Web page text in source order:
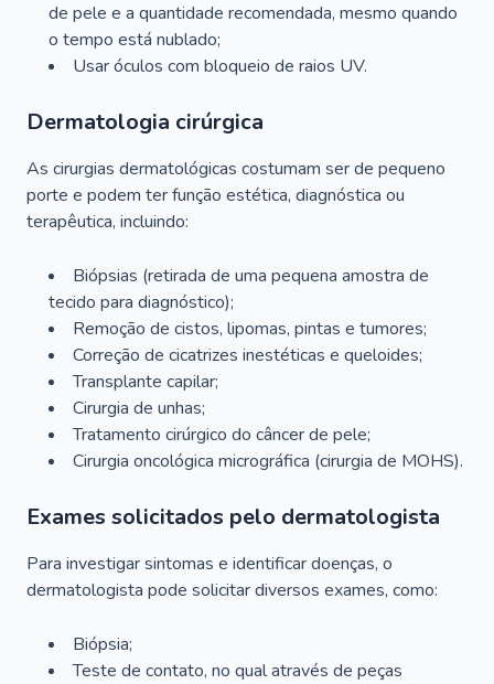
de pele e a quantidade recomendada, mesmo quando
o tempo está nublado;
Usar óculos com bloqueio de raios UV.
Dermatologia cirúrgica
As cirurgias dermatológicas costumam ser de pequeno
porte e podem ter função estética, diagnóstica ou
terapêutica, incluindo:
Biópsias (retirada de uma pequena amostra de
tecido para diagnóstico);
Remoção de cistos, lipomas, pintas e tumores;
Correção de cicatrizes inestéticas e queloides;
Transplante capilar;
Cirurgia de unhas;
Tratamento cirúrgico do câncer de pele;
Cirurgia oncológica micrográfica (cirurgia de MOHS).
Exames solicitados pelo dermatologista
Para investigar sintomas e identificar doenças, o
dermatologista pode solicitar diversos exames, como:
Biópsia;
Teste de contato, no qual através de peças